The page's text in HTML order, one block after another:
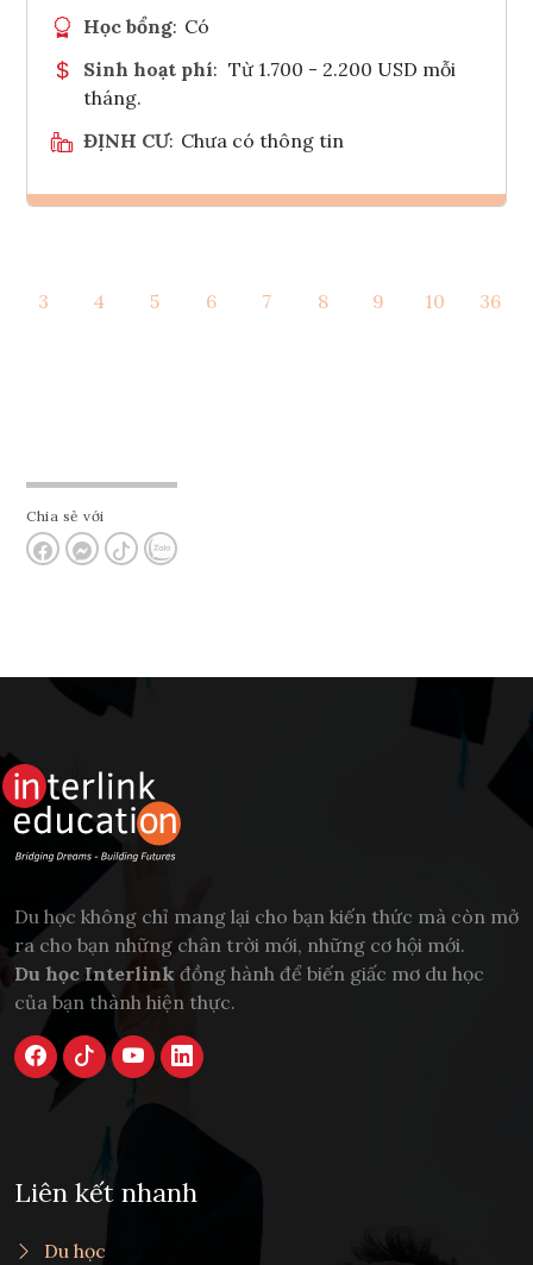
Học bổng: Có
Sinh hoạt phí: Từ 1.700 - 2.200 USD mỗi
tháng.
ĐỊNH CƯ: Chưa có thông tin
Tham vấn Interlink
3 4 5 6 7 8 9 10 36
Chia sẻ với
Du học không chỉ mang lại cho bạn kiến thức mà còn mở
ra cho bạn những chân trời mới, những cơ hội mới.
Du học Interlink đồng hành để biến giấc mơ du học
của bạn thành hiện thực.
Liên kết nhanh
Du học